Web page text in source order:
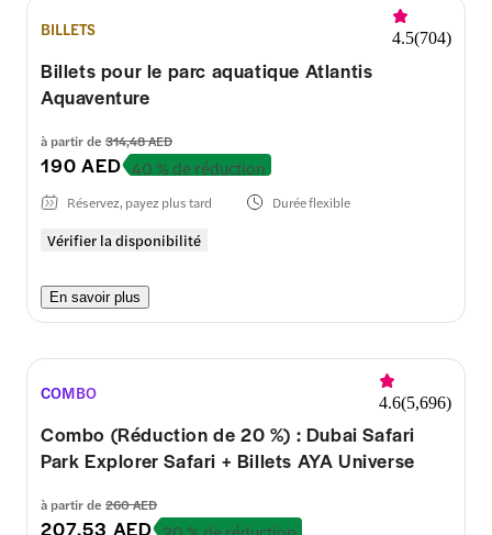
BILLETS 4.5(704)
Billets pour le parc aquatique Atlantis
Aquaventure
à partir de 314,48 AED
190 AED 40 % de réduction
Vérifier la disponibilité
Réservez, payez plus tard Durée flexible
En savoir plus
COMBO 4.6(5,696)
Combo (Réduction de 20 %) : Dubai Safari
Park Explorer Safari + Billets AYA Universe
à partir de 260 AED
207,53 AED